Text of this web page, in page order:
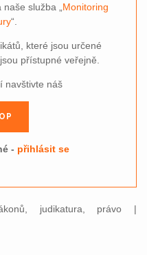
služba „ Monitoring
“.
které jsou určené
přístupné veřejně.
navštivte náš
- přihlásit se
judikatura, právo |